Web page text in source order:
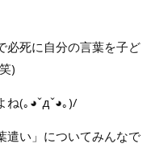
必死に自分の言葉を子ど
)
ね(｡◕ˇдˇ​◕｡)/
遣い」についてみんなで